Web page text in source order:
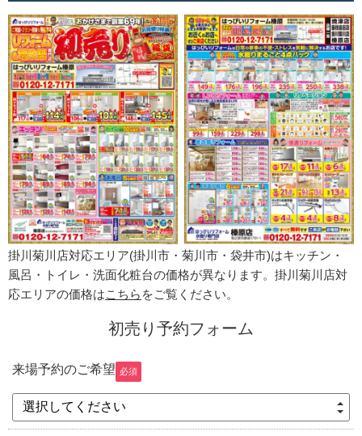
掛川菊川店対応エリア(掛川市・菊川市・袋井市)はキッチン・
風呂・トイレ・洗面化粧台の価格が異なります。 掛川菊川店対
応エリアの価格はこちら をご覧ください。
初売り予約フォーム
来場予約のご希望 必須
選択してください